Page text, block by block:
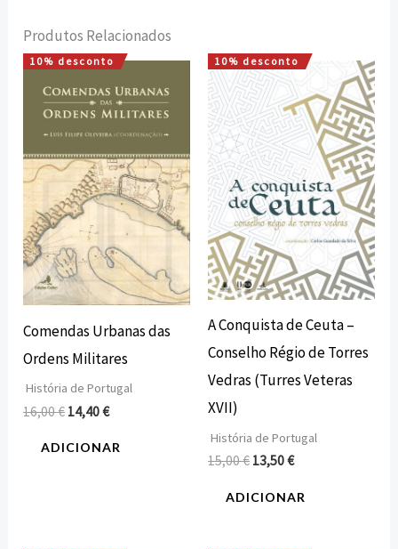
Produtos Relacionados
10% desconto
Comendas Urbanas das
Ordens Militares
História de Portugal
16,00€
O
preço
original
era:
16,00 €.
14,40€
O
preço
atual
é:
14,40 €.
ADICIONAR
10% desconto
A Conquista de Ceuta –
Conselho Régio de Torres
Vedras (Turres Veteras
XVII)
História de Portugal
15,00€
O
preço
original
era:
15,00 €.
13,50€
O
preço
atual
é:
13,50 €.
ADICIONAR